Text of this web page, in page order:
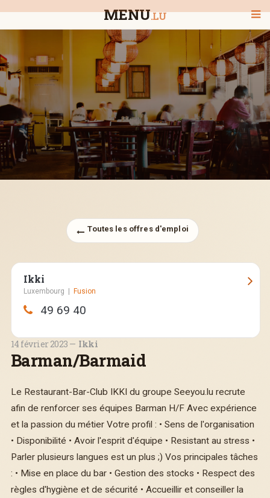
MENU.LU
BIENVENUE
TOUS LES RESTAURANTS
RECHERCHER UN RESTAURANT
Toutes les offres d'emploi
Ikki
Luxembourg
Fusion
49 69 40
14 février 2023 Ikki
Barman/Barmaid
Le Restaurant-Bar-Club IKKI du groupe Seeyou.lu recrute
afin de renforcer ses équipes Barman H/F Avec expérience
et la passion du métier Votre profil : • Sens de l'organisation
• Disponibilité • Avoir l'esprit d'équipe • Resistant au stress •
Parler plusieurs langues est un plus ;) Vos principales tâches
: • Mise en place du bar • Gestion des stocks • Respect des
règles d'hygiène et de sécurité • Accueillir et conseiller la